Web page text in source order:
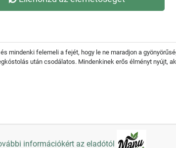
mindenki felemeli a fejét, hogy le ne maradjon a
után csodálatos. Mindenkinek erős élményt nyújt,
információkért az eladótól